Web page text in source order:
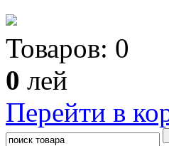
Товаров: 0
0 лей
Перейти в